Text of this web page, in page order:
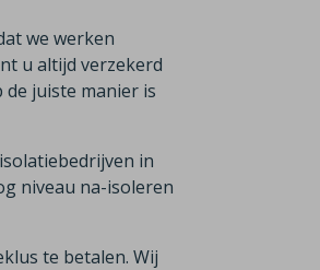
we werken
u altijd verzekerd
juiste manier is
in
niveau na-isoleren
te betalen. Wij